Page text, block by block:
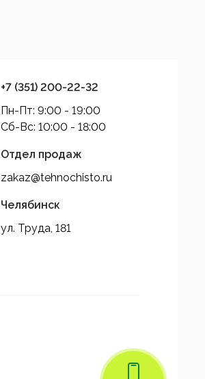
+7 (351) 200-22-32
Пн-Пт: 9:00 - 19:00
Cб-Вс: 10:00 - 18:00
Отдел продаж
zakaz@tehnochisto.ru
Челябинск
ул. Труда, 181